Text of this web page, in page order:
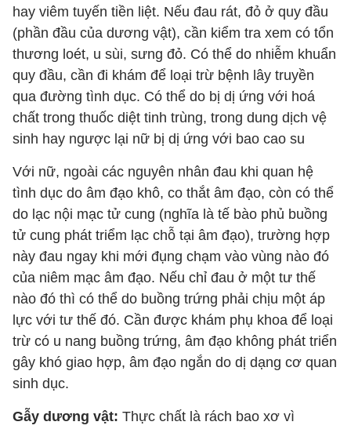
hay viêm tuyến tiền liệt. Nếu đau rát, đỏ ở quy đầu
(phần đầu của dương vật), cần kiểm tra xem có tổn
thương loét, u sùi, sưng đỏ. Có thể do nhiễm khuẩn
quy đầu, cần đi khám để loại trừ bệnh lây truyền
qua đường tình dục. Có thể do bị dị ứng với hoá
chất trong thuốc diệt tinh trùng, trong dung dịch vệ
sinh hay ngược lại nữ bị dị ứng với bao cao su
Với nữ, ngoài các nguyên nhân đau khi quan hệ
tình dục do âm đạo khô, co thắt âm đạo, còn có thể
do lạc nội mạc tử cung (nghĩa là tế bào phủ buồng
tử cung phát triểm lạc chỗ tại âm đạo), trường hợp
này đau ngay khi mới đụng chạm vào vùng nào đó
của niêm mạc âm đạo. Nếu chỉ đau ở một tư thế
nào đó thì có thể do buồng trứng phải chịu một áp
lực với tư thế đó. Cần được khám phụ khoa để loại
trừ có u nang buồng trứng, âm đạo không phát triển
gây khó giao hợp, âm đạo ngắn do dị dạng cơ quan
sinh dục.
Gẫy dương vật: Thực chất là rách bao xơ vì